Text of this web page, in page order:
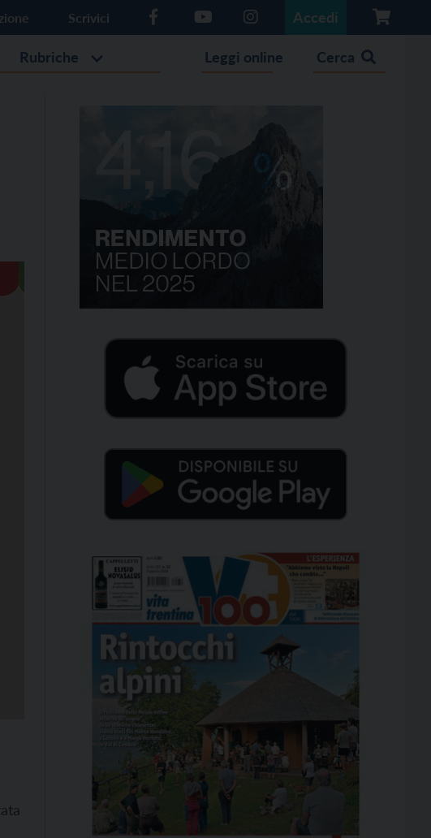
Scrivici Accedi
Rubriche Leggi online Cerca